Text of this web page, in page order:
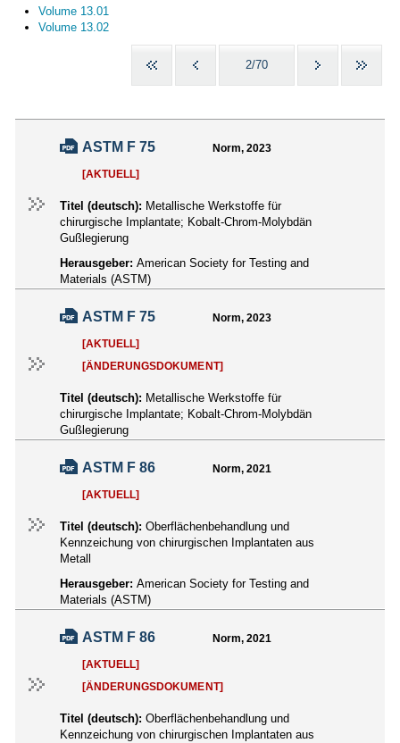
Volume 13.01
Volume 13.02
2/70
ASTM F 75 Norm, 2023
[AKTUELL]
Titel (deutsch): Metallische Werkstoffe für
chirurgische Implantate; Kobalt-Chrom-Molybdän
Gußlegierung
Herausgeber: American Society for Testing and
Materials (ASTM)
ASTM F 75 Norm, 2023
[AKTUELL]
[ÄNDERUNGSDOKUMENT]
Titel (deutsch): Metallische Werkstoffe für
chirurgische Implantate; Kobalt-Chrom-Molybdän
Gußlegierung
ASTM F 86 Norm, 2021
[AKTUELL]
Titel (deutsch): Oberflächenbehandlung und
Kennzeichung von chirurgischen Implantaten aus
Metall
Herausgeber: American Society for Testing and
Materials (ASTM)
ASTM F 86 Norm, 2021
[AKTUELL]
[ÄNDERUNGSDOKUMENT]
Titel (deutsch): Oberflächenbehandlung und
Kennzeichung von chirurgischen Implantaten aus